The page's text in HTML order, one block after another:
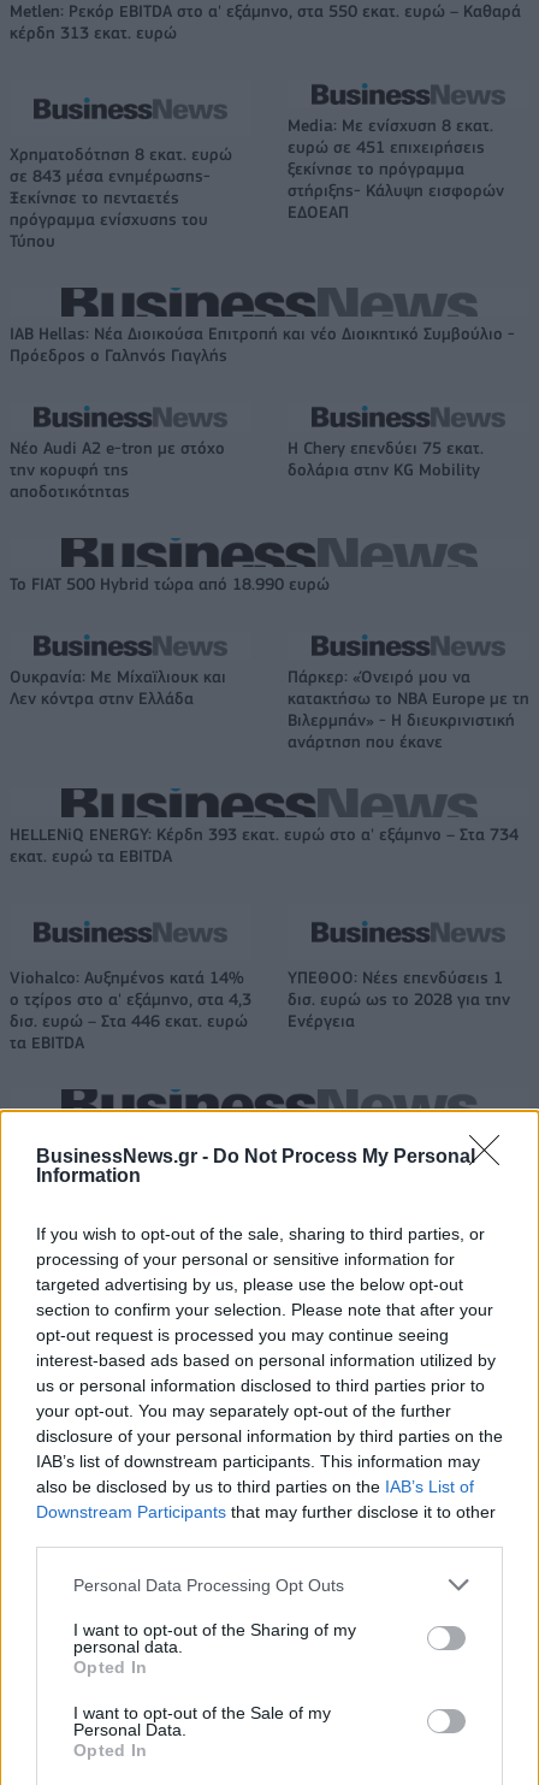
BusinessNews.gr - Do Not Process My Personal
Information
If you wish to opt-out of the sale, sharing to third parties, or
processing of your personal or sensitive information for
targeted advertising by us, please use the below opt-out
section to confirm your selection. Please note that after your
opt-out request is processed you may continue seeing
interest-based ads based on personal information utilized by
us or personal information disclosed to third parties prior to
your opt-out. You may separately opt-out of the further
disclosure of your personal information by third parties on the
IAB’s list of downstream participants. This information may
also be disclosed by us to third parties on the IAB’s List of
Downstream Participants that may further disclose it to other
Personal Data Processing Opt Outs
I want to opt-out of the Sharing of my
personal data.
Opted In
I want to opt-out of the Sale of my
Personal Data.
Opted In
Metlen: Ρεκόρ EBITDA στο α' εξάμηνο, στα 550 εκατ. ευρώ – Καθαρά
κέρδη 313 εκατ. ευρώ
Χρηματοδότηση 8 εκατ. ευρώ
σε 843 μέσα ενημέρωσης-
Ξεκίνησε το πενταετές
πρόγραμμα ενίσχυσης του
Τύπου
Media: Με ενίσχυση 8 εκατ.
ευρώ σε 451 επιχειρήσεις
ξεκίνησε το πρόγραμμα
στήριξης- Κάλυψη εισφορών
ΕΔΟΕΑΠ
IAB Hellas: Νέα Διοικούσα Επιτροπή και νέο Διοικητικό Συμβούλιο -
Πρόεδρος ο Γαληνός Γιαγλής
Νέο Audi A2 e-tron με στόχο
την κορυφή της
αποδοτικότητας
Η Chery επενδύει 75 εκατ.
δολάρια στην KG Mobility
Το FIAT 500 Hybrid τώρα από 18.990 ευρώ
Ουκρανία: Με Μίχαϊλιουκ και
Λεν κόντρα στην Ελλάδα
Πάρκερ: «Όνειρό μου να
κατακτήσω το ΝΒΑ Europe με τη
Βιλερμπάν» - Η διευκρινιστική
ανάρτηση που έκανε
HELLENiQ ENERGY: Κέρδη 393 εκατ. ευρώ στο α' εξάμηνο – Στα 734
εκατ. ευρώ τα EBITDA
Viohalco: Αυξημένος κατά 14%
ο τζίρος στο α' εξάμηνο, στα 4,3
δισ. ευρώ – Στα 446 εκατ. ευρώ
τα EBITDA
ΥΠΕΘΟΟ: Νέες επενδύσεις 1
δισ. ευρώ ως το 2028 για την
Ενέργεια
Η συμφωνία Arval-Athlon αναδιαμορφώνει την αγορά leasing
VW: Η δύσκολη εξίσωση της
αναδιάρθρωσης
18η συνεχόμενη χρονιά για τον
ΟΤΕ στη διεθνή σειρά δεικτών
FTSE4Good
Alpha Bank: Για πρώτη φορά το Αρχαίο Θέατρο Επιδαύρου άνοιξε τις
πύλες του σε όλους
ESG Report 2025: Πώς η ΑΒ Βασιλόπουλος μετατρέπει τη
βιωσιμότητα σε καθημερινή πράξη
ΠΕΡΙΣΣΌΤΕΡΑ ΣΕ ΑΥΤΉ ΤΗΝ ΚΑΤΗΓΟΡΊΑ